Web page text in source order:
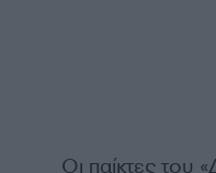
Οι παίκτες του